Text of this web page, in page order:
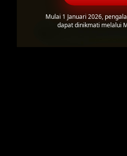
Mulai 1 Januari 2026,
dapat dinikmati melalui